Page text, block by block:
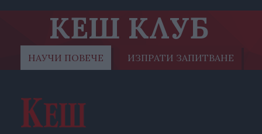
КЕШ КЛУБ
НАУЧИ ПОВЕЧЕ ИЗПРАТИ ЗАПИТВАНЕ